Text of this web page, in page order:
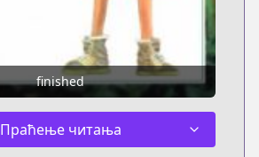
finished
Праћење читања